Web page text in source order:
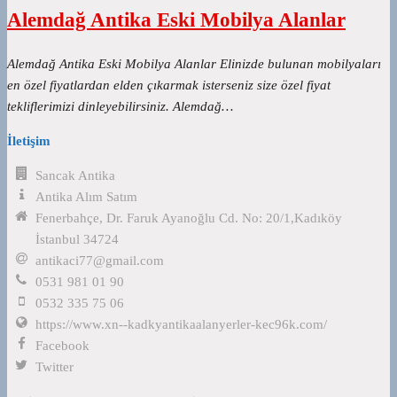
Alemdağ Antika Eski Mobilya Alanlar
Alemdağ Antika Eski Mobilya Alanlar Elinizde bulunan mobilyaları
en özel fiyatlardan elden çıkarmak isterseniz size özel fiyat
tekliflerimizi dinleyebilirsiniz. Alemdağ…
İletişim
Sancak Antika
Antika Alım Satım
Fenerbahçe, Dr. Faruk Ayanoğlu Cd. No: 20/1,Kadıköy
İstanbul 34724
antikaci77@gmail.com
0531 981 01 90
0532 335 75 06
https://www.xn--kadkyantikaalanyerler-kec96k.com/
Facebook
Twitter